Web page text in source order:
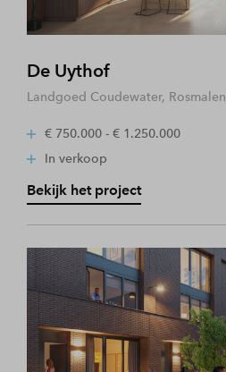
De Uythof
Landgoed Coudewater, Rosmalen
€ 750.000 - € 1.250.000
In verkoop
Bekijk het project